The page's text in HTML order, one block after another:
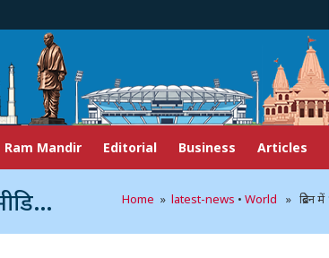
Ram Mandir Editorial Business Articles
रोक Home » latest-news • World » ब्रिटेन